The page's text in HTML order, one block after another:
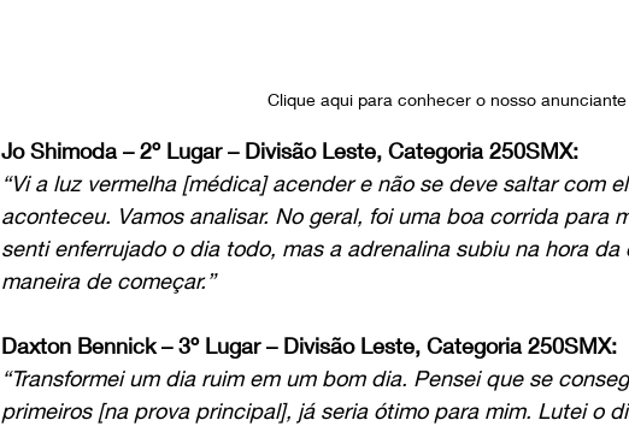
Clique aqui para conhecer o nosso anunciante
Jo Shimoda – 2º Lugar – Divisão Leste, Categoria 250SMX:
“Vi a luz vermelha [médica] acender e não se deve saltar com
aconteceu. Vamos analisar. No geral, foi uma boa corrida para
senti enferrujado o dia todo, mas a adrenalina subiu na hora
maneira de começar.”
Daxton Bennick – 3º Lugar – Divisão Leste, Categoria 250SMX:
“Transformei um dia ruim em um bom dia. Pensei que se
primeiros [na prova principal], já seria ótimo para mim. Lutei o